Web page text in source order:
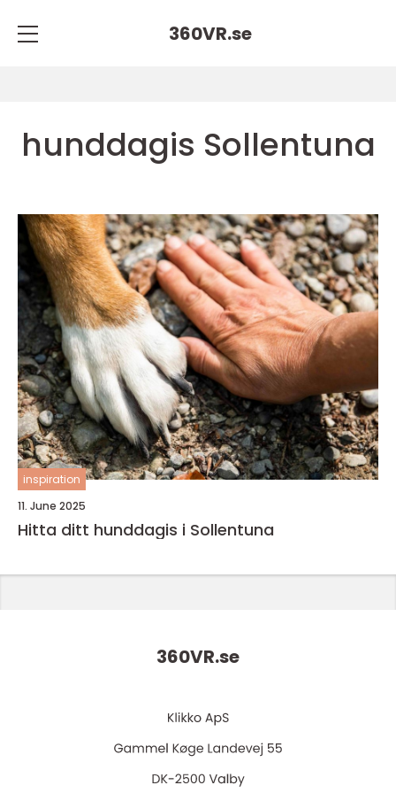
360VR.se
hunddagis Sollentuna
inspiration
11. June 2025
Hitta ditt hunddagis i Sollentuna
360VR.se